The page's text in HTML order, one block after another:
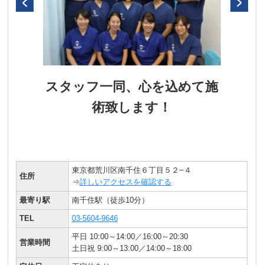
スタッフ一同、心を込めて施
術致します！
住所
東京都荒川区南千住６丁目５２−４
⇒詳しいアクセスを確認する
最寄り駅 南千住駅（徒歩10分）
TEL 03-5604-9646
営業時間
平日 10:00～14:00／16:00～20:30
土日祝 9:00～13:00／14:00～18:00